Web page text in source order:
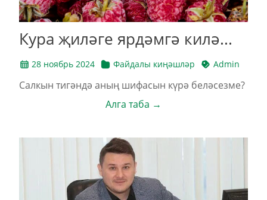
Кура җиләге ярдәмгә килә...
28 ноябрь 2024 Файдалы киңәшләр Admin
Салкын тигәндә аның шифасын күрә беләсезме?
Алга таба →